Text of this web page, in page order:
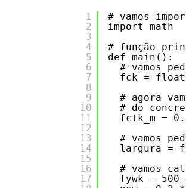
1
2
3
4
5
6
7
8
9
10
11
12
13
14
15
16
17
# vamos
import math
# função
def main():
# vamos
fck =
# agora
# do
fctk_m =
# vamos
largura =
# vamos
fywk = 500